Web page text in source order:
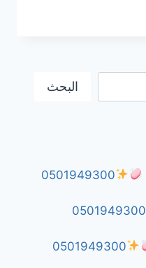
البحث
0501949300
0501949300
0501949300